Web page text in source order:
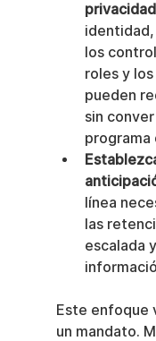
los
roles y
pueden
sin
programa
línea
las
escalada
Este enfoque
un mandato.